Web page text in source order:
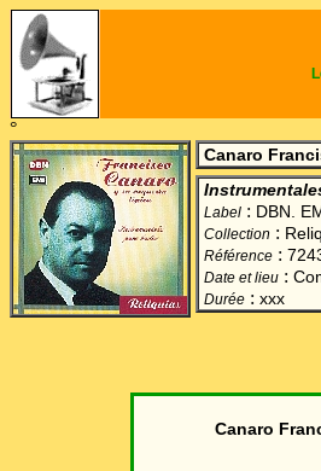
°
Canaro
Label : DBN.
Collection :
Référence :
Date et lieu :
Durée : xxx
Canaro